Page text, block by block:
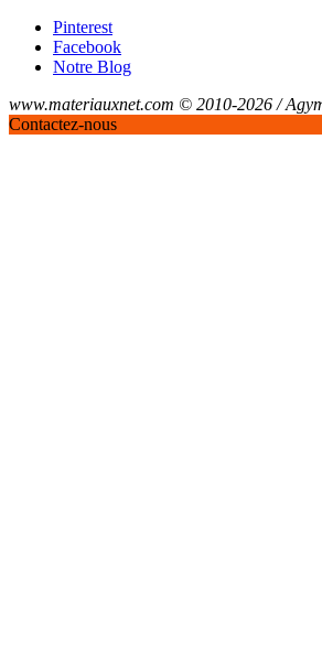
Pinterest
Facebook
Notre Blog
www.materiauxnet.com © 2010-2026 /
Contactez-nous